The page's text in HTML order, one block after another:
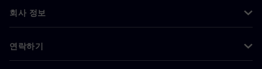
회사 정보
연락하기